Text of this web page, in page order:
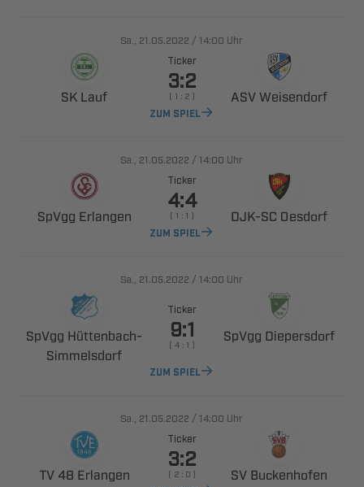
.,  / Uhr
 
Ticker

      
ZUM SPIEL
.,  / Uhr
 
Ticker

     ​ 
ZUM SPIEL
.,  / Uhr
 ​

Ticker

    
 
ZUM SPIEL
.,  / Uhr
  
Ticker

      